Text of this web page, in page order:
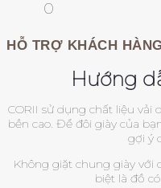
0
HỖ TRỢ KHÁCH
Hướng
CORII sử dụng chất liệu vải
bền cao. Để đôi giày của
gợi ý
Không giặt chung giày với
biệt là đồ